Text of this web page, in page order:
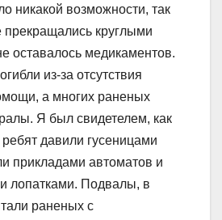
никакой возможности, так
прекращались круглыми
оставалось медикаментов.
из-за отсутствия
а многих раненых
Я был свидетелем, как
давили гусеницами
прикладами автоматов и
лопатками. Подвалы, в
раненых с